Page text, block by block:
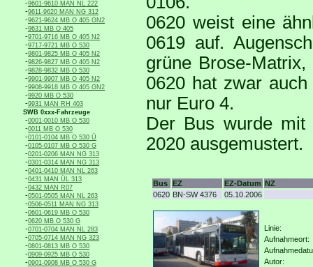
-9601-9610 MAN NL 222
-9611-9620 MAN NG 312
-9621-9624 MB O 405 GN2
-9631 MB O 405
-9701-9716 MB O 405 N2
-9717-9721 MB O 530
-9801-9825 MB O 405 N2
-9826-9827 MB O 405 N2
-9828-9832 MB O 530
-9901-9907 MB O 405 N2
-9908-9918 MB O 405 GN2
-9920 MB O 530
-9931 MAN RH 403
SWB 0xxx-Fahrzeuge
-0001-0010 MB O 530
-0011 MB O 530
-0101-0104 MB O 530 Ü
-0105-0107 MB O 530 G
-0201-0206 MAN NG 313
-0301-0314 MAN NG 313
-0401-0410 MAN NL 263
-0431 MAN ÜL 313
-0432 MAN R07
-0501-0505 MAN NL 263
-0506-0511 MAN NG 313
-0601-0619 MB O 530
-0620 MB O 530 G
-0701-0704 MAN NL 283
-0705-0714 MAN NG 323
-0801-0813 MB O 530
-0909-0925 MB O 530
-0901-0908 MB O 530 G
0620 weist eine
0619 auf.
grüne Brose-
0620 hat zwar
nur Euro 4.
Der Bus wurde mit
2020 ausgemustert.
Bus EZ EZ-Datum NZ
0620 BN-SW 4376 05.10.2006
Linie:
Aufnahmeort:
Autor: